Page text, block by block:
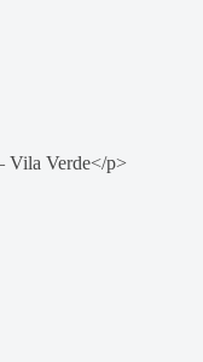
Vila Verde</p>